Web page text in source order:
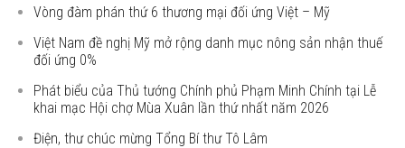
Vòng đàm phán thứ 6 thương mại đối ứng Việt – Mỹ
Việt Nam đề nghị Mỹ mở rộng danh mục nông sản nhận thuế
đối ứng 0%
Phát biểu của Thủ tướng Chính phủ Phạm Minh Chính tại Lễ
khai mạc Hội chợ Mùa Xuân lần thứ nhất năm 2026
Điện, thư chúc mừng Tổng Bí thư Tô Lâm